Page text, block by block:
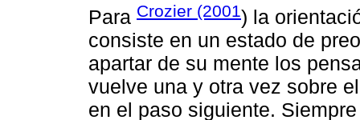
Para Crozier (2001) la
consiste en un estado de
apartar de su mente los
vuelve una y otra vez sobre
en el paso siguiente.